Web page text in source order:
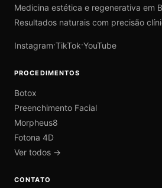
Medicina estética e regenerativa em
Resultados naturais com precisão
Instagram·TikTok·YouTube
PROCEDIMENTOS
Botox
Preenchimento Facial
Morpheus8
Fotona 4D
Ver todos →
CONTATO